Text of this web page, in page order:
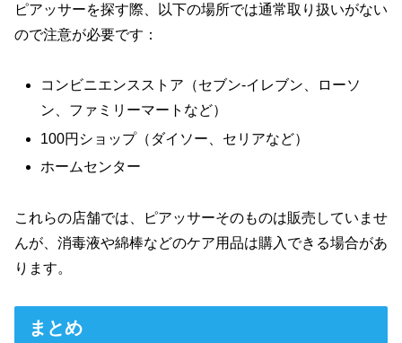
ピアッサーを探す際、以下の場所では通常取り扱いがない
ので注意が必要です：
コンビニエンスストア（セブン-イレブン、ローソ
ン、ファミリーマートなど）
100円ショップ（ダイソー、セリアなど）
ホームセンター
これらの店舗では、ピアッサーそのものは販売していませ
んが、消毒液や綿棒などのケア用品は購入できる場合があ
ります。
まとめ